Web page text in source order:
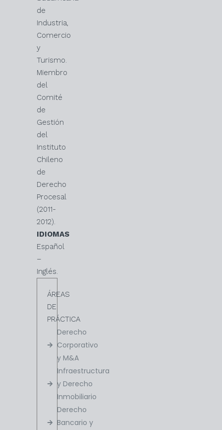
de
Industria,
Comercio
y
Turismo.
Miembro
del
Comité
de
Gestión
del
Instituto
Chileno
de
Derecho
Procesal
(2011-
2012).
IDIOMAS
Español
–
Inglés.
ÁREAS
DE
PRÁCTICA
Derecho
Corporativo
y M&A
Infraestructura
y Derecho
Inmobiliario
Derecho
Bancario y